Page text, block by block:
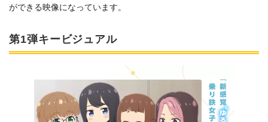
ができる映像になっています。
第1弾キービジュアル